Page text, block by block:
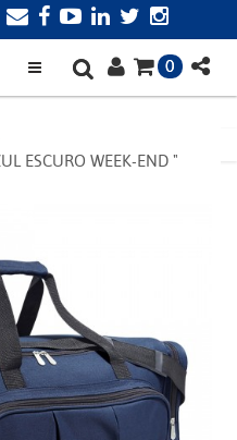
0
ESCURO WEEK-END "